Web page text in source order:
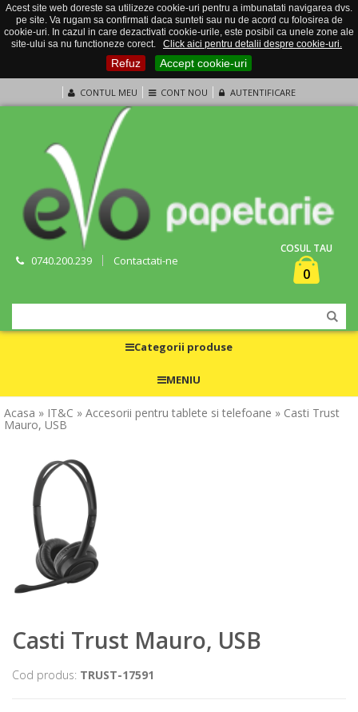
Acest site web doreste sa utilizeze cookie-uri pentru a imbunatati navigarea dvs.
pe site. Va rugam sa confirmati daca sunteti sau nu de acord cu folosirea de
cookie-uri. In cazul in care dezactivati cookie-urile, este posibil ca unele zone ale
site-ului sa nu functioneze corect.
Click aici pentru detalii despre cookie-uri.
Refuz Accept cookie-uri
CONTUL MEU CONT NOU AUTENTIFICARE
0740.200.239 Contactati-ne
COSUL TAU
0
Categorii produse
MENIU
Acasa » IT&C » Accesorii pentru tablete si telefoane » Casti Trust
Mauro, USB
Casti Trust Mauro, USB
Cod produs: TRUST-17591